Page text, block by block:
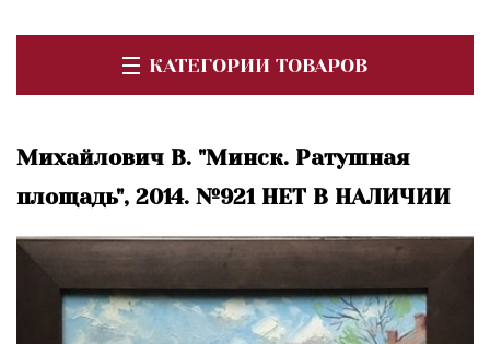
КАТЕГОРИИ ТОВАРОВ
Михайлович В. "Минск. Ратушная
площадь", 2014. №921 НЕТ В НАЛИЧИИ